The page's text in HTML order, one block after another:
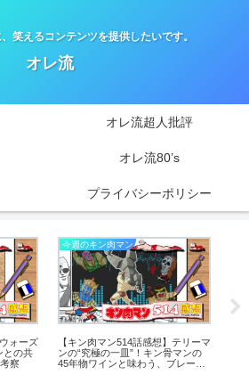
笑えるコンテンツを提供したいです。
オレ流
オレ流超人批評
オレ流80’s
プライバシーポリシー
ォーズ
との共
察
今週のキン肉マン
【キン肉マン514話感想】テリーマ
ンの“究極の一皿”！キン骨マンの
45年物ワインと味わう、ブレーン